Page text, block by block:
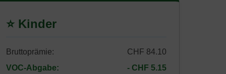
⭐ Kinder
Bruttoprämie:
CHF 84.10
VOC-Abgabe:
- CHF 5.15